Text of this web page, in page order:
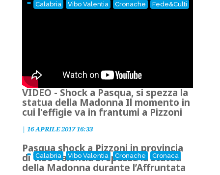
Calabria Vibo Valentia Cronache Fede&Culti
VIDEO - Shock a Pasqua, si spezza la
statua della Madonna Il momento in
cui l'effigie va in frantumi a Pizzoni
| 16 APRILE 2017 16:33
Calabria Vibo Valentia Cronache Cronaca
Pasqua shock a Pizzoni in provincia
di Vibo Valentia Si spezza la statua
della Madonna durante l’Affruntata